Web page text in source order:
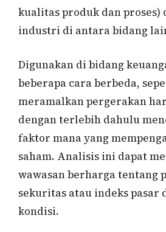
kualitas produk dan proses)
industri di antara bidang
Digunakan di bidang
beberapa cara berbeda,
meramalkan pergerakan
dengan terlebih dahulu
faktor mana yang
saham. Analisis ini dapat
wawasan berharga tentang
sekuritas atau indeks pasar
kondisi.